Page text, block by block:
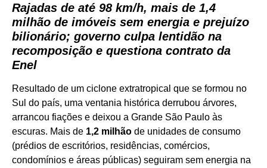
Rajadas de até 98 km/h, mais de 1,4
milhão de imóveis sem energia e prejuízo
bilionário; governo culpa lentidão na
recomposição e questiona contrato da
Enel
Resultado de um ciclone extratropical que se formou no
Sul do país, uma ventania histórica derrubou árvores,
arrancou fiações e deixou a Grande São Paulo às
escuras. Mais de 1,2 milhão de unidades de consumo
(prédios de escritórios, residências, comércios,
condomínios e áreas públicas) seguiram sem energia na